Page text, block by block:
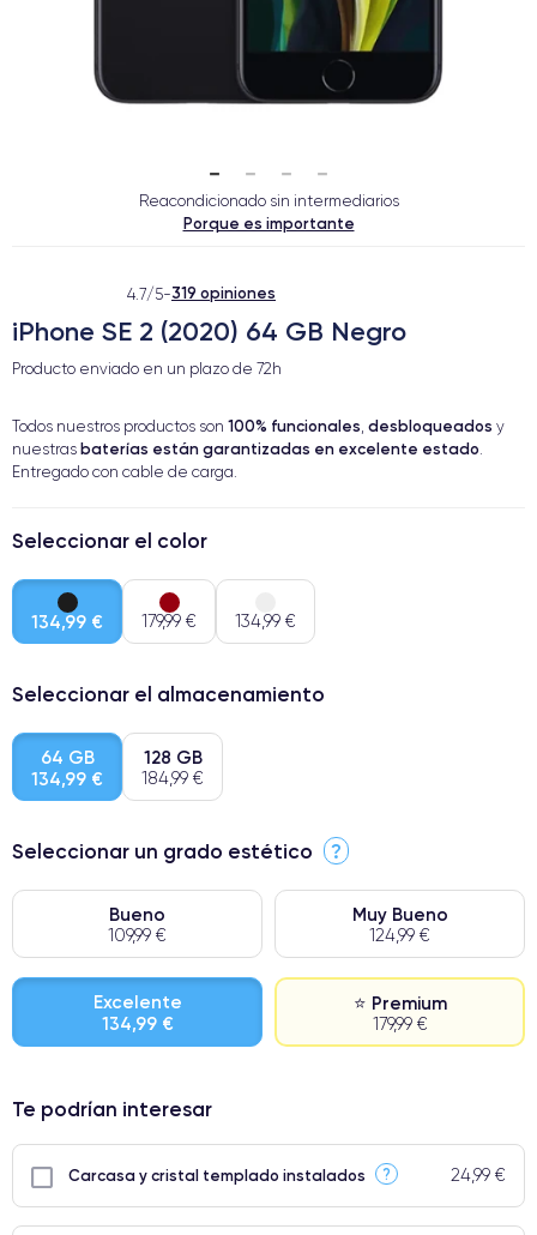
Reacondicionado sin intermediarios
Porque es importante
4.7/5-319 opiniones
iPhone SE 2 (2020) 64 GB Negro
Producto enviado en un plazo de 72h
Todos nuestros productos son 100% funcionales, desbloqueados y
nuestras baterías están garantizadas en excelente estado.
Entregado con cable de carga.
Seleccionar el color
134,99 € 179,99 € 134,99 €
Seleccionar el almacenamiento
64 GB
134,99 €
128 GB
184,99 €
Seleccionar un grado estético ?
Bueno
109,99 €
Muy Bueno
124,99 €
Excelente
134,99 €
⭐ Premium
179,99 €
⭐ Premium
● Batería: uso intensivo.
Te podrían interesar
Carcasa y cristal templado instalados ? 24,99 €